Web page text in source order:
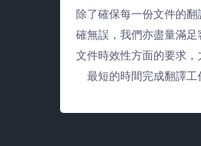
除了確保每一份文件的
確無誤，我們亦盡量滿足
文件時效性方面的要求，
最短的時間完成翻譯工